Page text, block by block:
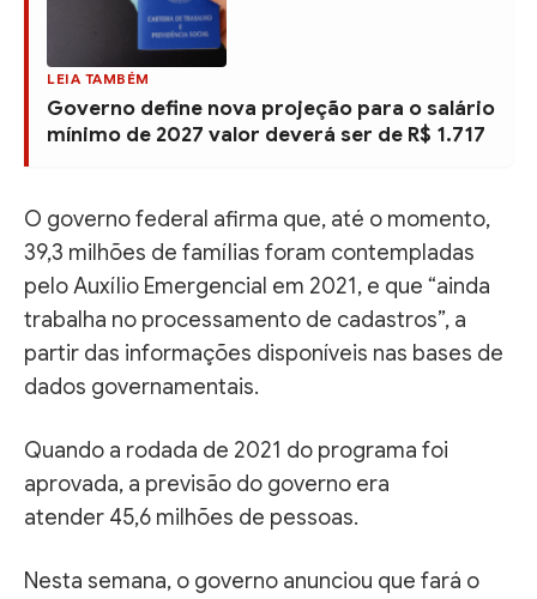
LEIA TAMBÉM
Governo define nova projeção para o salário
mínimo de 2027 valor deverá ser de R$ 1.717
O governo federal afirma que, até o momento,
39,3 milhões de famílias foram contempladas
pelo Auxílio Emergencial em 2021, e que “ainda
trabalha no processamento de cadastros”, a
partir das informações disponíveis nas bases de
dados governamentais.
Quando a rodada de 2021 do programa foi
aprovada, a previsão do governo era
atender 45,6 milhões de pessoas.
Nesta semana, o governo anunciou que fará o